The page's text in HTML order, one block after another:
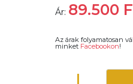
Ár: 89.500
Az árak folyamatosan
minket Facebookon!